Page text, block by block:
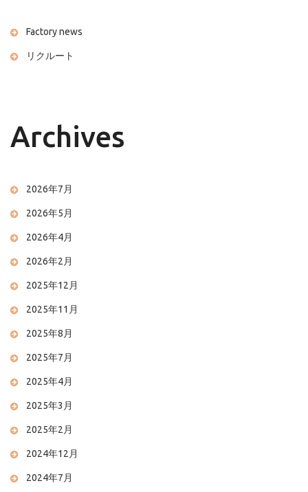
Factory news
リクルート
Archives
2026年7月
2026年5月
2026年4月
2026年2月
2025年12月
2025年11月
2025年8月
2025年7月
2025年4月
2025年3月
2025年2月
2024年12月
2024年7月